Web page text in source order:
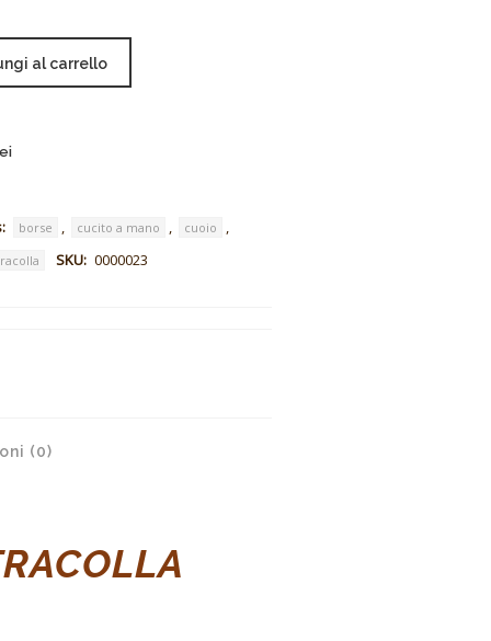
al carrello
borse , cucito a mano , cuoio ,
SKU: 0000023
(0)